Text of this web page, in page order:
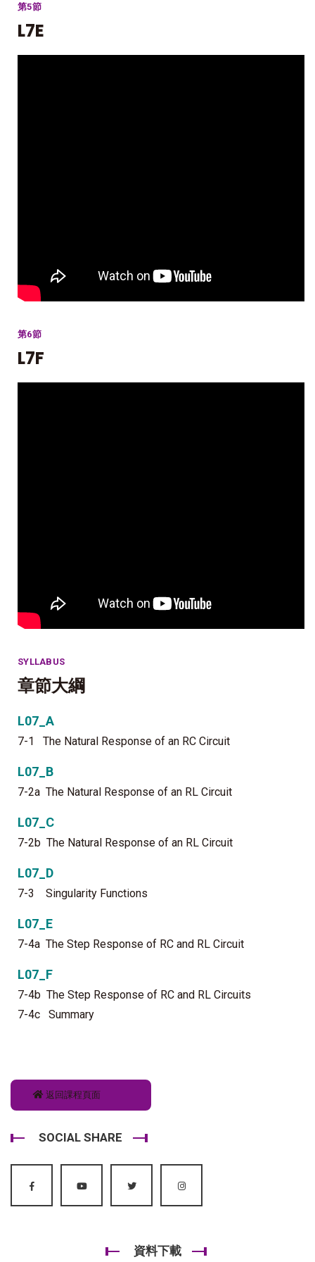
第5節
L7E
第6節
L7F
SYLLABUS
章節大綱
L07_A
7-1 The Natural Response of an RC Circuit
L07_B
7-2a The Natural Response of an RL Circuit
L07_C
7-2b The Natural Response of an RL Circuit
L07_D
7-3 Singularity Functions
L07_E
7-4a The Step Response of RC and RL Circuit
L07_F
7-4b The Step Response of RC and RL Circuits
7-4c Summary
返回課程頁面
SOCIAL SHARE
資料下載